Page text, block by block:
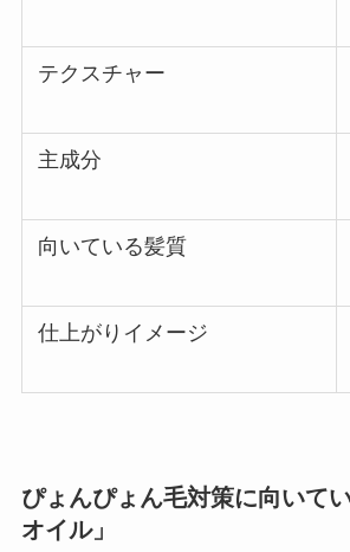
テクスチャー
主成分
向いている髪質
仕上がりイメージ
ぴょんぴょん毛対策に向いて
オイル」